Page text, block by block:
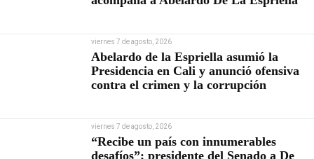
viernes 7 de agosto, 2026
Abelardo de la Espriella asumió la
Presidencia en Cali y anunció ofensiva
contra el crimen y la corrupción
viernes 7 de agosto, 2026
“Recibe un país con innumerables
desafíos”: presidente del Senado a De